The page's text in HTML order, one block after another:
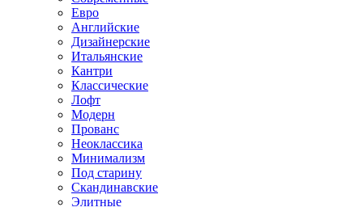
Евро
Английские
Дизайнерские
Итальянские
Кантри
Классические
Лофт
Модерн
Прованс
Неоклассика
Минимализм
Под старину
Скандинавские
Элитные